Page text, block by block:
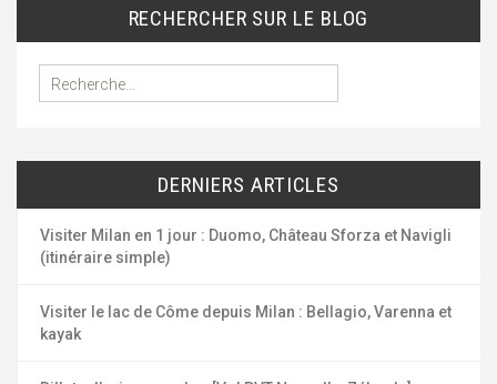
RECHERCHER SUR LE BLOG
e
e
c
h
e
:
DERNIERS ARTICLES
Visiter Milan en 1 jour : Duomo, Château Sforza et Navigli
(itinéraire simple)
Visiter le lac de Côme depuis Milan : Bellagio, Varenna et
kayak